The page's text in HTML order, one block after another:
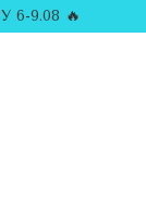
9.08 🔥